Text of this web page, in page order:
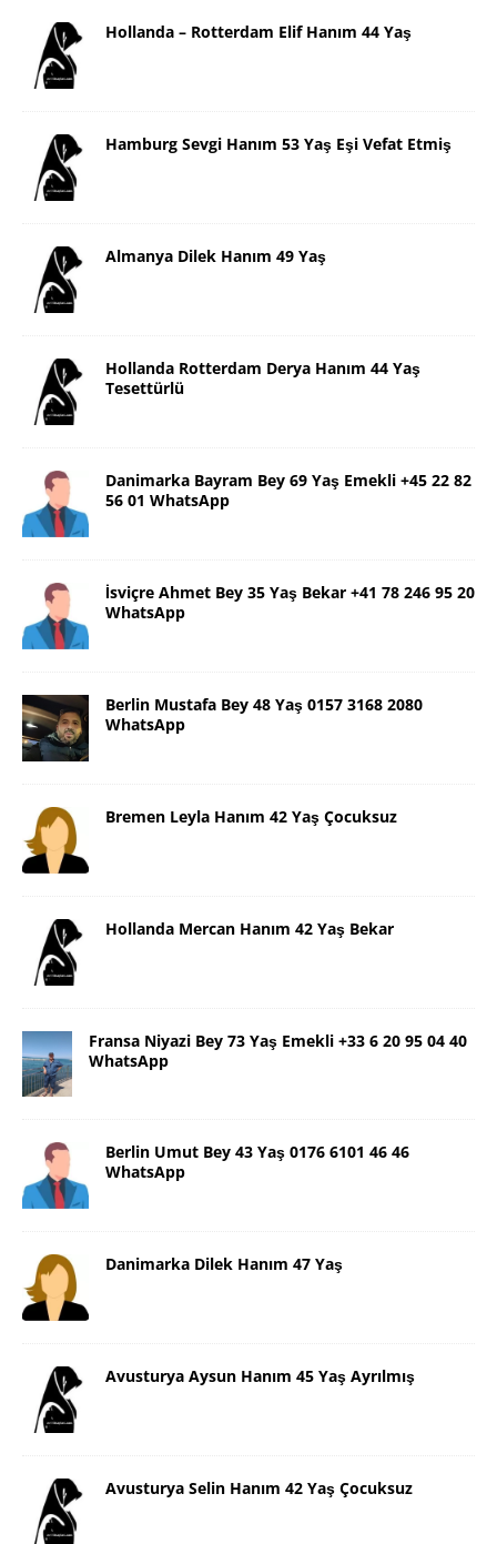
Hollanda – Rotterdam Elif Hanım 44 Yaş
Hamburg Sevgi Hanım 53 Yaş Eşi Vefat Etmiş
Almanya Dilek Hanım 49 Yaş
Hollanda Rotterdam Derya Hanım 44 Yaş
Tesettürlü
Danimarka Bayram Bey 69 Yaş Emekli +45 22 82
56 01 WhatsApp
İsviçre Ahmet Bey 35 Yaş Bekar +41 78 246 95 20
WhatsApp
Berlin Mustafa Bey 48 Yaş 0157 3168 2080
WhatsApp
Bremen Leyla Hanım 42 Yaş Çocuksuz
Hollanda Mercan Hanım 42 Yaş Bekar
Fransa Niyazi Bey 73 Yaş Emekli +33 6 20 95 04 40
WhatsApp
Berlin Umut Bey 43 Yaş 0176 6101 46 46
WhatsApp
Danimarka Dilek Hanım 47 Yaş
Avusturya Aysun Hanım 45 Yaş Ayrılmış
Avusturya Selin Hanım 42 Yaş Çocuksuz